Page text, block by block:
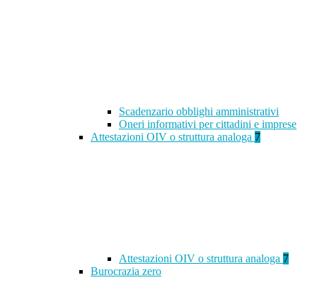
Scadenzario obblighi amministrativi
Oneri informativi per cittadini e imprese
Attestazioni OIV o struttura analoga 7
Attestazioni OIV o struttura analoga 7
Burocrazia zero